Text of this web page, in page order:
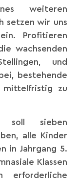
weiteren
setzen wir uns
Profitieren
wachsenden
und
bestehende
mittelfristig zu
soll sieben
alle Kinder
in Jahrgang 5.
Klassen
erforderliche